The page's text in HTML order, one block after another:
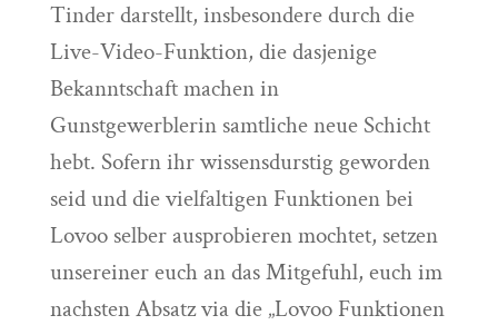
Tinder darstellt, insbesondere durch die
Live-Video-Funktion, die dasjenige
Bekanntschaft machen in
Gunstgewerblerin samtliche neue Schicht
hebt. Sofern ihr wissensdurstig geworden
seid und die vielfaltigen Funktionen bei
Lovoo selber ausprobieren mochtet, setzen
unsereiner euch an das Mitgefuhl, euch im
nachsten Absatz via die „Lovoo Funktionen